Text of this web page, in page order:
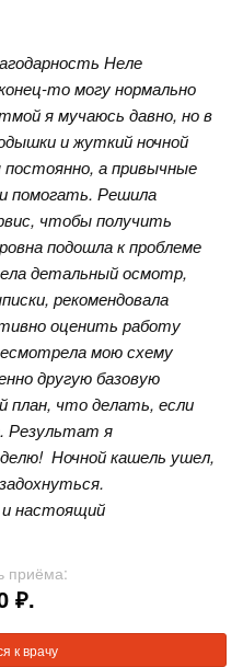
Неле
то могу нормально
я мучаюсь давно, но в
и жуткий ночной
а привычные
помогать. Решила
чтобы получить
подошла к проблеме
детальный осмотр,
рекомендовала
оценить работу
мою схему
другую базовую
план, что делать, если
Результат я
Ночной кашель ушел,
настоящий
приёма:
₽.
к врачу